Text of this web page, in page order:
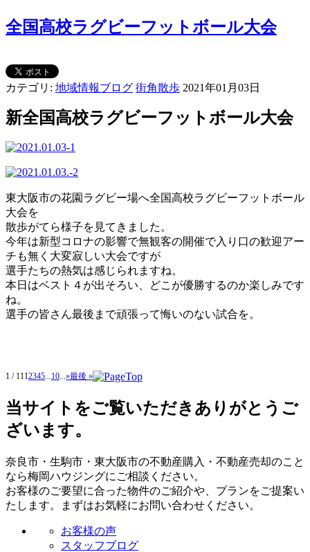
全国高校ラグビーフットボール大会
カテゴリ: 地域情報ブログ 街角散歩 2021年01月03日
新全国高校ラグビーフットボール大会
東大阪市の花園ラグビー場へ全国高校ラグビーフットボール
大会を
散歩がてら様子を見てきました。
今年は新型コロナの影響で無観客の開催で入り口の歓迎アー
チも無く大変寂しい大会ですが
選手たちの熱気は感じられますね。
本日はベスト４が出そろい、どこが優勝するのか楽しみです
ね。
選手の皆さん最後まで頑張って悔いのない試合を。
1 / 1112345...10...»最後 »
当サイトをご覧いただきありがとうご
ざいます。
奈良市・生駒市・東大阪市の不動産購入・不動産売却のこと
なら梅岡ハウジングにご相談ください。
お客様のご要望に合った物件のご紹介や、プランをご提案い
たします。まずはお気軽にお問い合わせください。
お客様の声
スタッフブログ